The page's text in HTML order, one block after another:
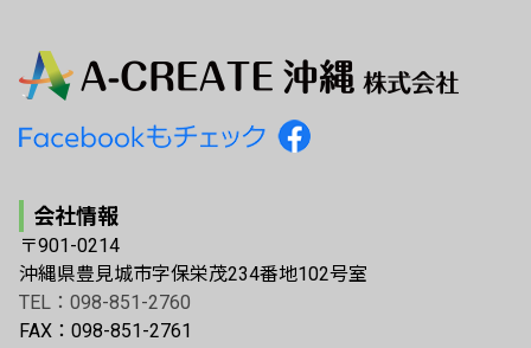
会社情報
〒901-0214
沖縄県豊見城市字保栄茂234番地102号室
TEL：098-851-2760
FAX：098-851-2761